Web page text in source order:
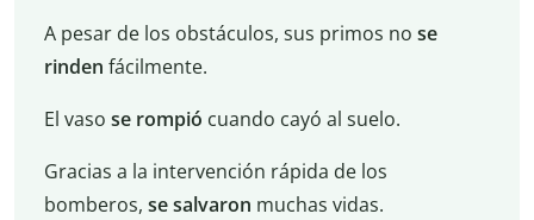
A pesar de los obstáculos, sus primos no se
rinden fácilmente.
El vaso se rompió cuando cayó al suelo.
Gracias a la intervención rápida de los
bomberos, se salvaron muchas vidas.